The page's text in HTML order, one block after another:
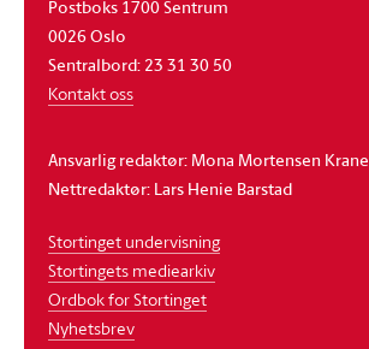
Postboks 1700 Sentrum
0026 Oslo
Sentralbord: 23 31 30 50
Kontakt oss
Ansvarlig redaktør: Mona Mortensen Krane
Nettredaktør: Lars Henie Barstad
Stortinget undervisning
Stortingets mediearkiv
Ordbok for Stortinget
Nyhetsbrev